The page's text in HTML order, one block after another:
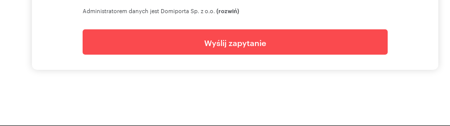
https://www.properco.pl/
Numer oferty: PRP-MS-76249
Administratorem danych jest Domiporta Sp. z o.o. (rozwiń)
Wyślij zapytanie